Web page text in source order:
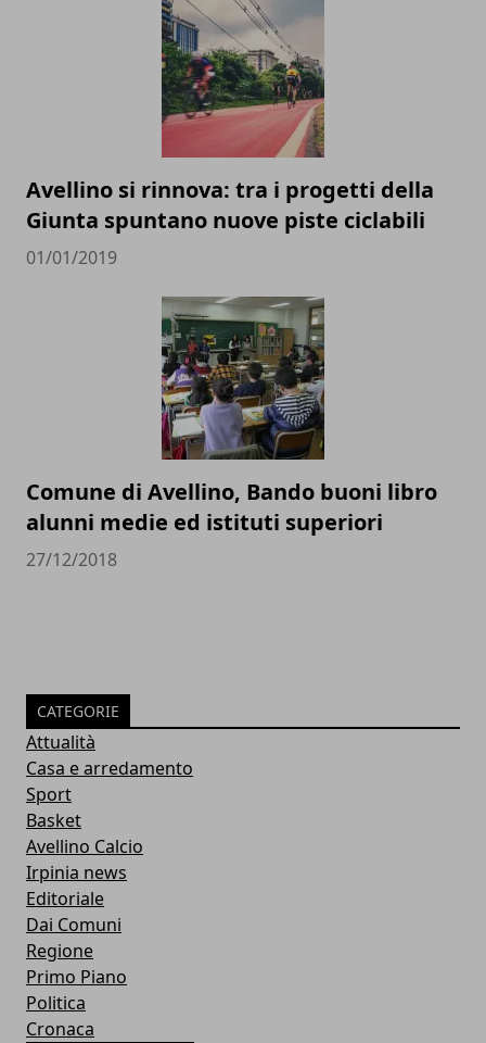
Avellino si rinnova: tra i progetti della
Giunta spuntano nuove piste ciclabili
01/01/2019
Comune di Avellino, Bando buoni libro
alunni medie ed istituti superiori
27/12/2018
CATEGORIE
Attualità
Casa e arredamento
Sport
Basket
Avellino Calcio
Irpinia news
Editoriale
Dai Comuni
Regione
Primo Piano
Politica
Cronaca